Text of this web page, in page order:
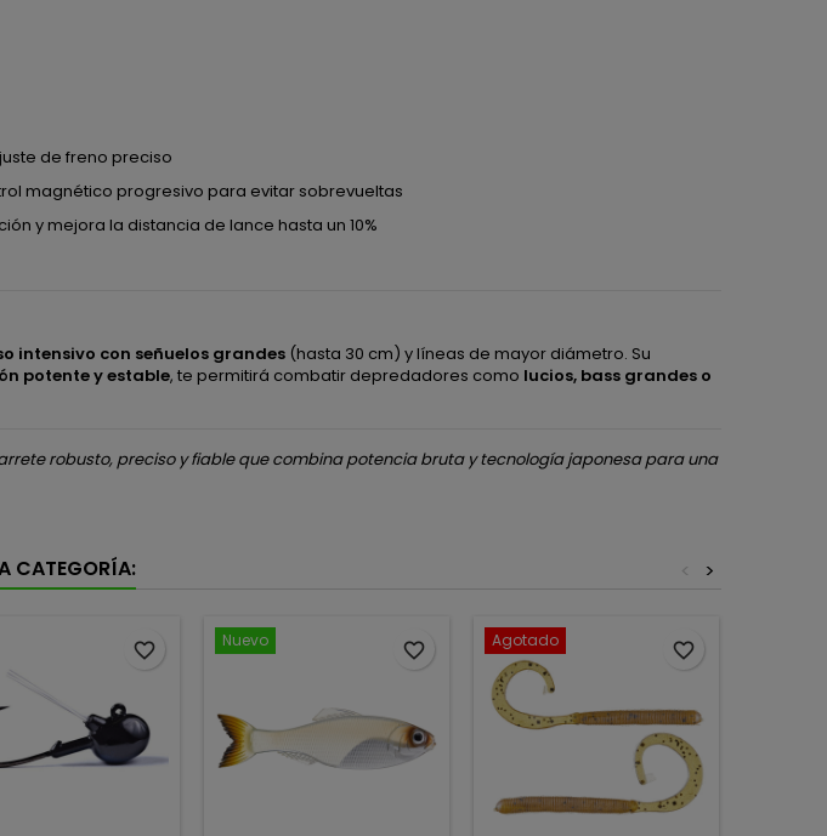
de freno preciso
magnético progresivo para evitar sobrevueltas
y mejora la distancia de lance hasta un 10%
intensivo con señuelos grandes (hasta 30 cm) y líneas de mayor diámetro. Su
potente y estable, te permitirá combatir depredadores como lucios, bass grandes o
robusto, preciso y fiable que combina potencia bruta y tecnología japonesa para una
CATEGORÍA: >
<
favorite_border Nuevo favorite_border Agotado favorite_border